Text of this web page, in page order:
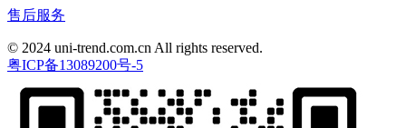
售后服务
© 2024 uni-trend.com.cn All rights reserved.
粤ICP备13089200号-5